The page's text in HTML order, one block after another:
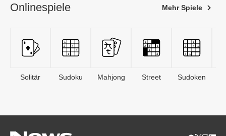
Onlinespiele Mehr Spiele
Solitär Sudoku Mahjong Street Sudoken